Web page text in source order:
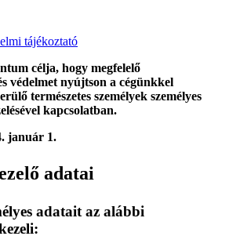
tájékoztató
célja, hogy megfelelő
védelmet nyújtson a cégünkkel
természetes személyek személyes
kapcsolatban.
január 1.
adatai
adatait az alábbi